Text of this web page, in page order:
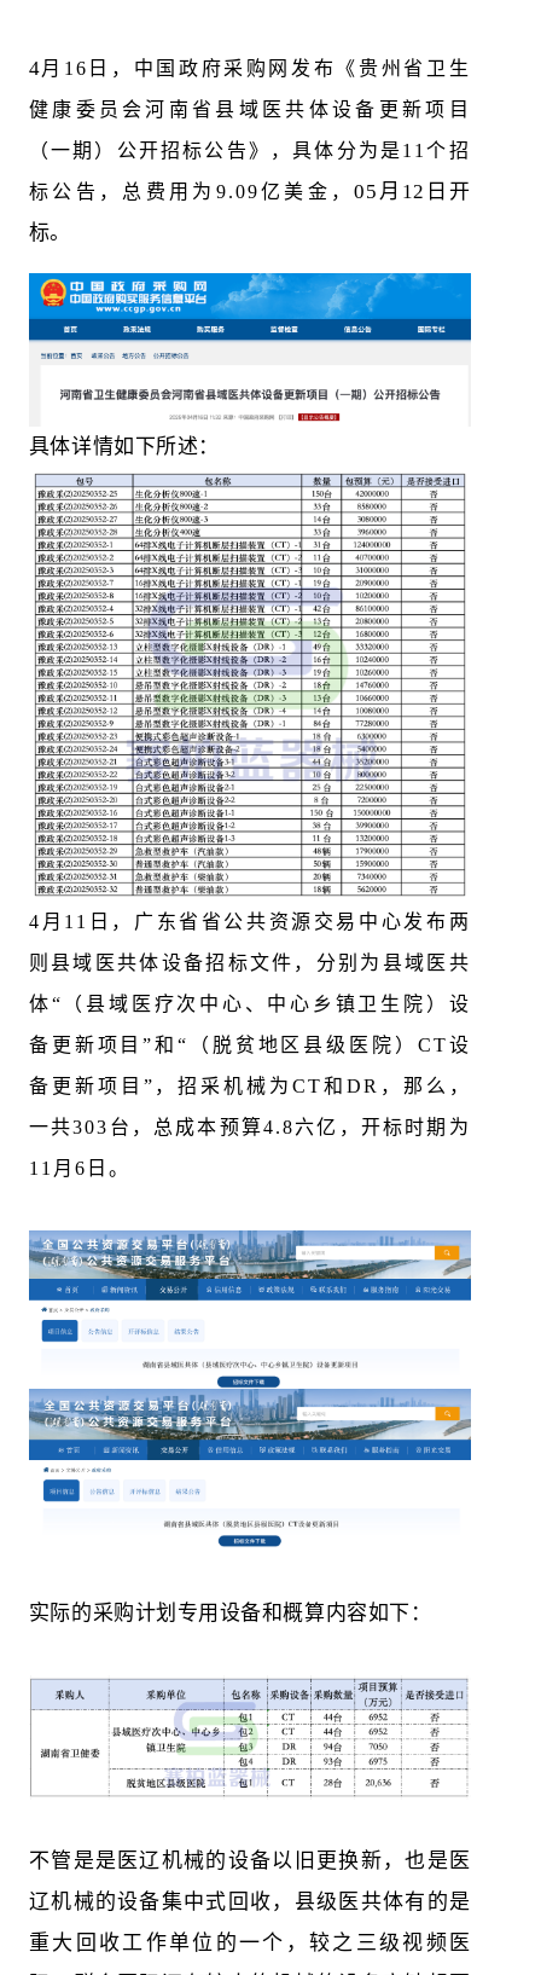
4月16日，中国政府采购网发布《贵州省卫生
健康委员会河南省县域医共体设备更新项目
（一期）公开招标公告》，具体分为是11个招
标公告，总费用为9.09亿美金，05月12日开
标。
具体详情如下所述：
4月11日，广东省省公共资源交易中心发布两
则县域医共体设备招标文件，分别为县域医共
体“（县域医疗次中心、中心乡镇卫生院）设
备更新项目”和“（脱贫地区县级医院）CT设
备更新项目”，招采机械为CT和DR，那么，
一共303台，总成本预算4.8六亿，开标时期为
11月6日。
实际的采购计划专用设备和概算内容如下：
不管是是医辽机械的设备以旧更换新，也是医
辽机械的设备集中式回收，县级医共体有的是
重大回收工作单位的一个，较之三级视频医